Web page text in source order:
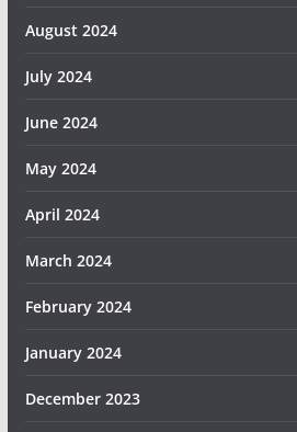
August 2024
July 2024
June 2024
May 2024
April 2024
March 2024
February 2024
January 2024
December 2023